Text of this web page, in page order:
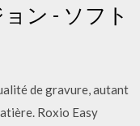
ン - ソフト
de gravure, autant
Roxio Easy